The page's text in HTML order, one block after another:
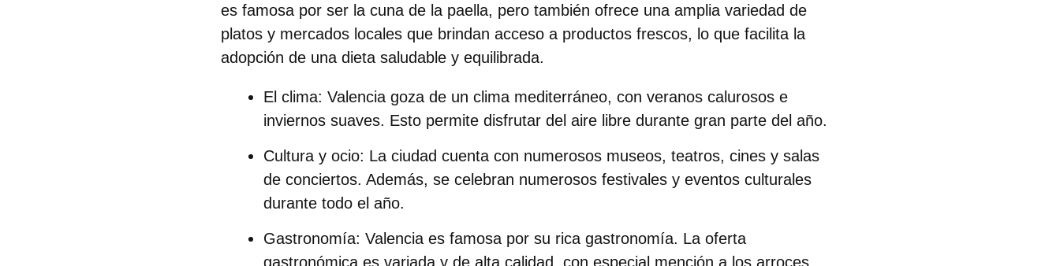
es famosa por ser la cuna de la paella, pero también ofrece una amplia variedad de
platos y mercados locales que brindan acceso a productos frescos, lo que facilita la
adopción de una dieta saludable y equilibrada.
El clima: Valencia goza de un clima mediterráneo, con veranos calurosos e
inviernos suaves. Esto permite disfrutar del aire libre durante gran parte del año.
Cultura y ocio: La ciudad cuenta con numerosos museos, teatros, cines y salas
de conciertos. Además, se celebran numerosos festivales y eventos culturales
durante todo el año.
Gastronomía: Valencia es famosa por su rica gastronomía. La oferta
gastronómica es variada y de alta calidad , con especial mención a los arroces.